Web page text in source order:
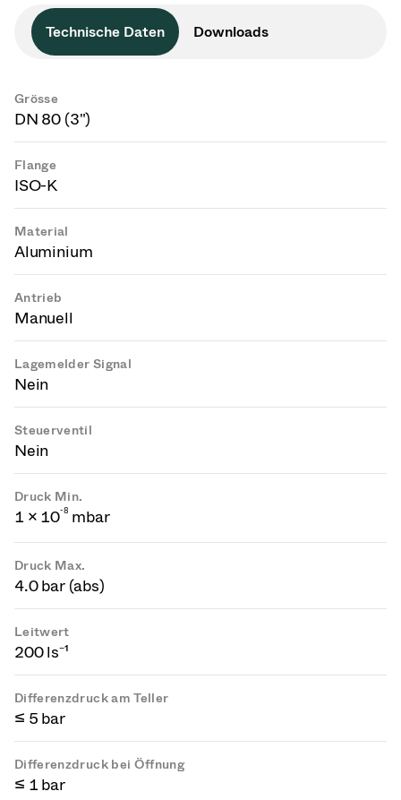
Technische Daten Downloads
Grösse
DN 80 (3")
Flange
ISO-K
Material
Aluminium
Antrieb
Manuell
Lagemelder Signal
Nein
Steuerventil
Nein
Druck Min.
1 × 10-8 mbar
Druck Max.
4.0 bar (abs)
Leitwert
200 ls⁻¹
Differenzdruck am Teller
≤ 5 bar
Differenzdruck bei Öffnung
≤ 1 bar